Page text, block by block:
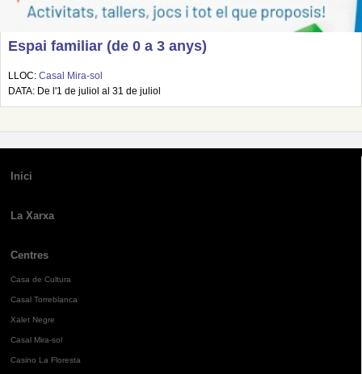
Espai familiar (de 0 a 3 anys)
LLOC: Casal Mira-sol
DATA: De l'1 de juliol al 31 de juliol
Inici
La Xarxa
Centres
Casa de Cultura
Casal Torreblanca
Xalet Negre
Casal Mira-sol
Casino La Floresta